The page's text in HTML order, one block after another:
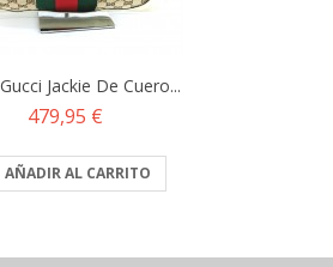
Jackie De Cuero...
Precio
479,95 €
AÑADIR AL CARRITO